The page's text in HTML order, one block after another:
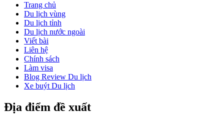
Trang chủ
Du lịch vùng
Du lịch tỉnh
Du lịch nước ngoài
Viết bài
Liên hệ
Chính sách
Làm visa
Blog Review Du lịch
Xe buýt Du lịch
Địa điểm đề xuất